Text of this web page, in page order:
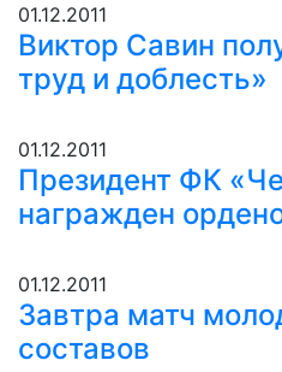
01.12.2011
Виктор Савин
труд и доблесть»
01.12.2011
Президент ФК
награжден
01.12.2011
Завтра матч
составов